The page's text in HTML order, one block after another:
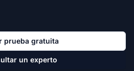
prueba gratuita
un experto